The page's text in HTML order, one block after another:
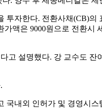
자한다. 전환사채(CB)의
액은 9000원으로 전환시
설명했다. 강 교수도 잔
내외 인허가 및 경영시